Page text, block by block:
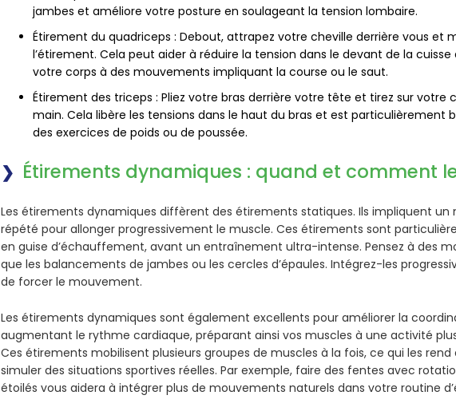
jambes et améliore votre posture en soulageant la tension lombaire.
Étirement du quadriceps : Debout, attrapez votre cheville derrière vous et
l’étirement. Cela peut aider à réduire la tension dans le devant de la
votre corps à des mouvements impliquant la course ou le saut.
Étirement des triceps : Pliez votre bras derrière votre tête et tirez sur votre
main. Cela libère les tensions dans le haut du bras et est particulièrement
des exercices de poids ou de poussée.
Étirements dynamiques : quand et comment
Lesétirements dynamiques diffèrent des étirements statiques. Ils impliquent un
répété pour allonger progressivement le muscle. Ces étirements sont
en guise d’échauffement, avant un entraînement ultra-intense. Pensez à des
que les balancements de jambes ou les cercles d’épaules. Intégrez-les
de forcer le mouvement.
Les étirements dynamiques sont également excellents pour améliorer la
augmentant le rythme cardiaque, préparant ainsi vos muscles à une activité
Ces étirements mobilisent plusieurs groupes de muscles à la fois, ce qui les
simuler des situations sportives réelles. Par exemple, faire des fentes avec
étoilés vous aidera à intégrer plus de mouvements naturels dans votre routine